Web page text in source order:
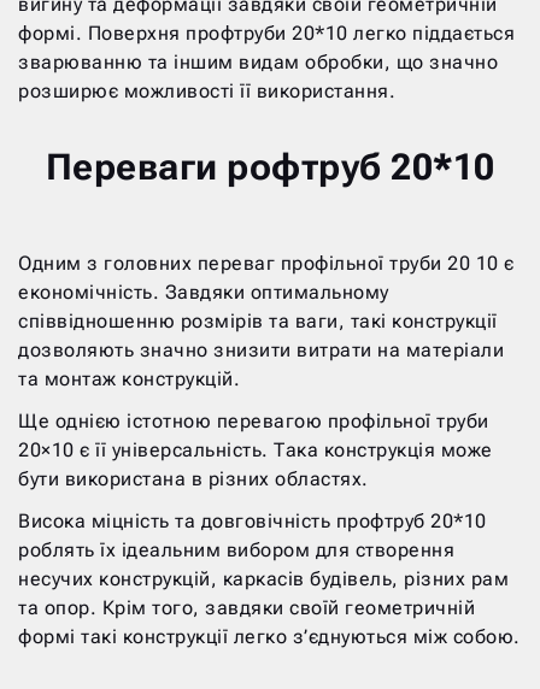
вигину та деформації завдяки своїй геометричній
формі. Поверхня профтруби 20*10 легко піддається
зварюванню та іншим видам обробки, що значно
розширює можливості її використання.
Переваги рофтруб 20*10
Одним з головних переваг профільної труби 20 10 є
економічність. Завдяки оптимальному
співвідношенню розмірів та ваги, такі конструкції
дозволяють значно знизити витрати на матеріали
та монтаж конструкцій.
Ще однією істотною перевагою профільної труби
20×10 є її універсальність. Така конструкція може
бути використана в різних областях.
Висока міцність та довговічність профтруб 20*10
роблять їх ідеальним вибором для створення
несучих конструкцій, каркасів будівель, різних рам
та опор. Крім того, завдяки своїй геометричній
формі такі конструкції легко з’єднуються між собою.